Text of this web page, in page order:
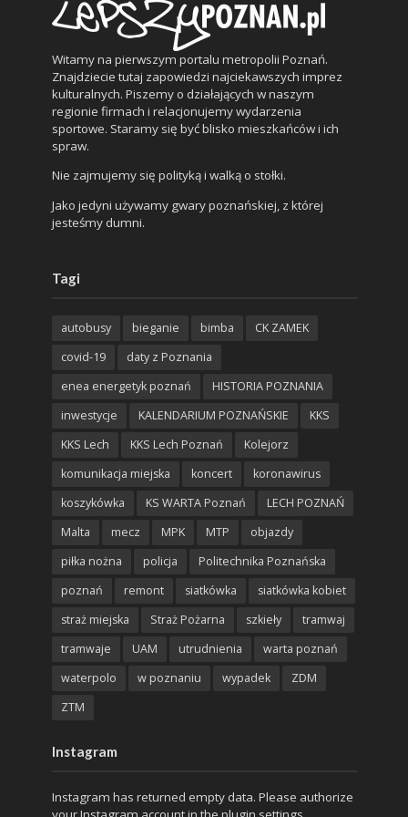
Witamy na pierwszym portalu metropolii Poznań.
Znajdziecie tutaj zapowiedzi najciekawszych imprez
kulturalnych. Piszemy o działających w naszym
regionie firmach i relacjonujemy wydarzenia
sportowe. Staramy się być blisko mieszkańców i ich
spraw.
Nie zajmujemy się polityką i walką o stołki.
Jako jedyni używamy gwary poznańskiej, z której
jesteśmy dumni.
Tagi
autobusy bieganie bimba
CK ZAMEK
covid-19
daty z Poznania
enea energetyk poznań
HISTORIA POZNANIA
inwestycje
KALENDARIUM POZNAŃSKIE
KKS
KKS Lech
KKS Lech Poznań
Kolejorz
komunikacja miejska
koncert
koronawirus
koszykówka
KS WARTA Poznań
LECH POZNAŃ
Malta
mecz MPK MTP
objazdy
piłka nożna
policja
Politechnika Poznańska
poznań
remont siatkówka
siatkówka kobiet
straż miejska
Straż Pożarna szkieły
tramwaj
tramwaje
UAM utrudnienia
warta poznań
waterpolo
w poznaniu wypadek
ZDM
ZTM
Instagram
Instagram has returned empty data. Please authorize